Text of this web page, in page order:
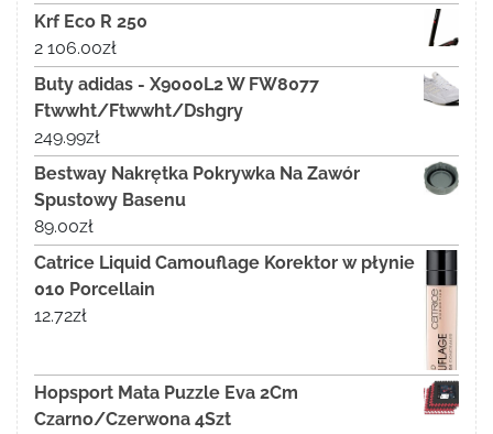
Krf Eco R 250
2 106.00zł
Buty adidas - X9000L2 W FW8077
Ftwwht/Ftwwht/Dshgry
249.99zł
Bestway Nakrętka Pokrywka Na Zawór
Spustowy Basenu
89.00zł
Catrice Liquid Camouflage Korektor w płynie
010 Porcellain
12.72zł
Hopsport Mata Puzzle Eva 2Cm
Czarno/Czerwona 4Szt